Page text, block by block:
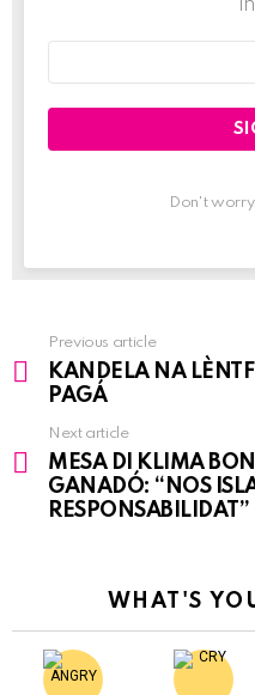
Don't
See
more
Previous article
KANDELA NA
PAGÁ
Next article
MESA DI KLIMA
GANADÓ: “NOS
RESPONSABILIDAT”
WHAT'S